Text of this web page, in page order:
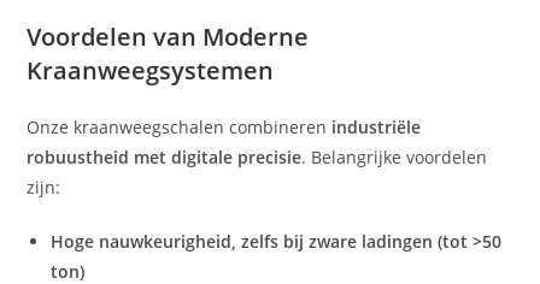
Voordelen van Moderne
Kraanweegsystemen
Onze kraanweegschalen combineren industriële
robuustheid met digitale precisie. Belangrijke voordelen
zijn:
Hoge nauwkeurigheid, zelfs bij zware ladingen (tot >50
ton)